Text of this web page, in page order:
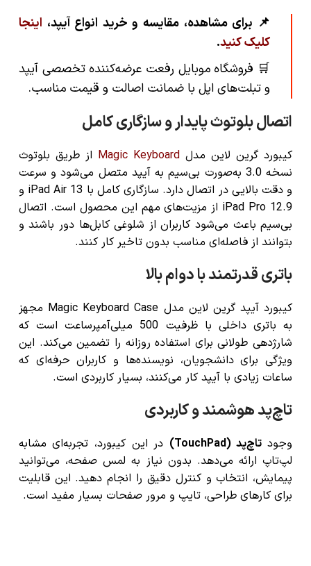
📌 برای مشاهده، مقایسه و خرید انواع آیپد، اینجا
کلیک کنید.
🛒 فروشگاه موبایل رفعت عرضه‌کننده تخصصی آیپد
و تبلت‌های اپل با ضمانت اصالت و قیمت مناسب.
اتصال بلوتوث پایدار و سازگاری کامل
کیبورد گرین لاین مدل Magic Keyboard از طریق بلوتوث
نسخه 3.0 به‌صورت بی‌سیم به آیپد متصل می‌شود و سرعت
و دقت بالایی در اتصال دارد. سازگاری کامل با iPad Air 13 و
iPad Pro 12.9 از مزیت‌های مهم این محصول است. اتصال
بی‌سیم باعث می‌شود کاربران از شلوغی کابل‌ها دور باشند و
بتوانند از فاصله‌ای مناسب بدون تاخیر کار کنند.
باتری قدرتمند با دوام بالا
کیبورد آیپد گرین لاین مدل Magic Keyboard Case مجهز
به باتری داخلی با ظرفیت 500 میلی‌آمپرساعت است که
شارژدهی طولانی برای استفاده روزانه را تضمین می‌کند. این
ویژگی برای دانشجویان، نویسنده‌ها و کاربران حرفه‌ای که
ساعات زیادی با آیپد کار می‌کنند، بسیار کاربردی است.
تاچ‌پد هوشمند و کاربردی
وجودتاچ‌پد (TouchPad)
در این کیبورد، تجربه‌ای مشابه
لپ‌تاپ ارائه می‌دهد. بدون نیاز به لمس صفحه، می‌توانید
پیمایش، انتخاب و کنترل دقیق را انجام دهید. این قابلیت
برای کارهای طراحی، تایپ و مرور صفحات بسیار مفید است.